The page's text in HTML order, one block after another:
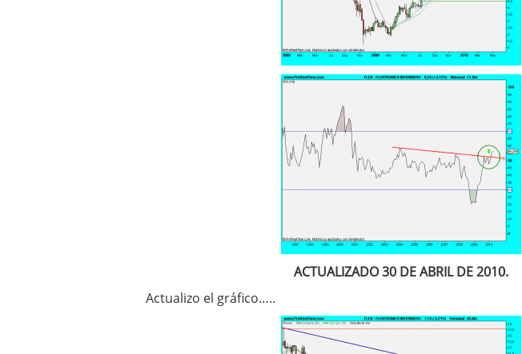
ACTUALIZADO 30 DE ABRIL DE 2010.
Actualizo el gráfico…..